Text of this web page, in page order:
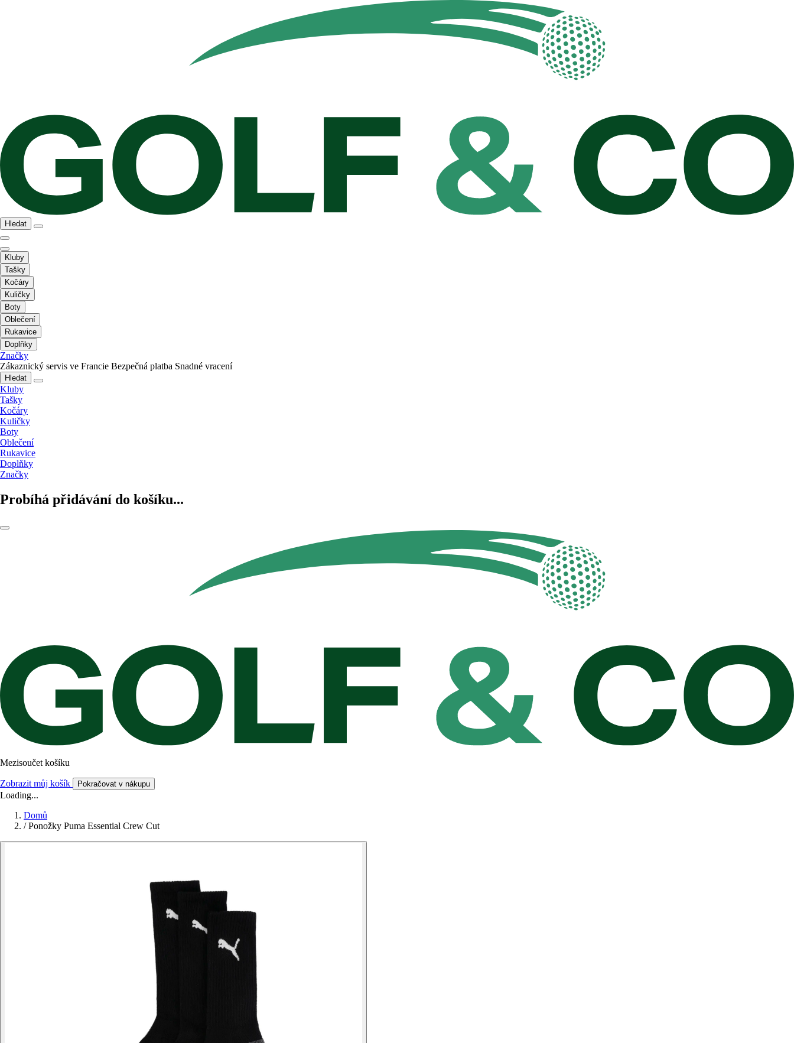
Hledat
Kluby
Tašky
Kočáry
Kuličky
Boty
Oblečení
Rukavice
Doplňky
Značky
Zákaznický servis ve Francie Bezpečná platba Snadné vracení
Hledat
Kluby
Tašky
Kočáry
Kuličky
Boty
Oblečení
Rukavice
Doplňky
Značky
Probíhá přidávání do košíku...
Mezisoučet košíku
Zobrazit můj košík Pokračovat v nákupu
Loading...
Domů
/ Ponožky Puma Essential Crew Cut